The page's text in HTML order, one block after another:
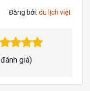
Đăng bởi: du lịch việt
đánh giá)